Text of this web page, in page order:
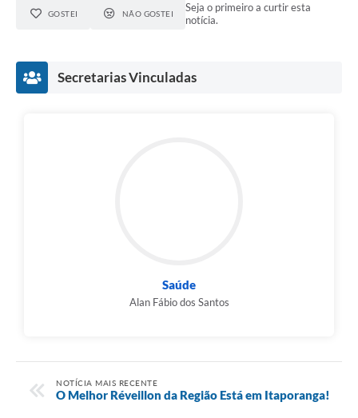
GOSTEI NÃO GOSTEI
Seja o primeiro a curtir esta
notícia.
Secretarias Vinculadas
Saúde
Alan Fábio dos Santos
NOTÍCIA MAIS RECENTE
O Melhor Réveillon da Região Está em Itaporanga!